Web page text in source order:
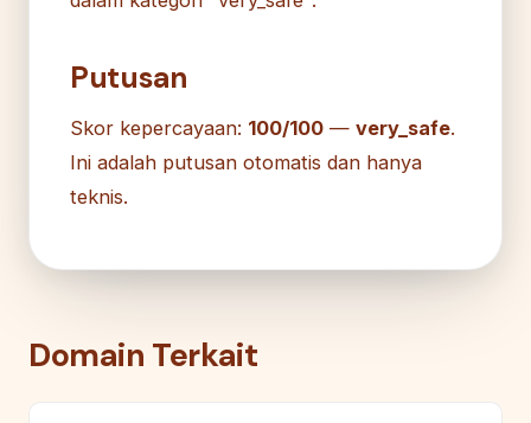
Putusan
Skor kepercayaan: 100/100 — very_safe.
Ini adalah putusan otomatis dan hanya
teknis.
Domain Terkait